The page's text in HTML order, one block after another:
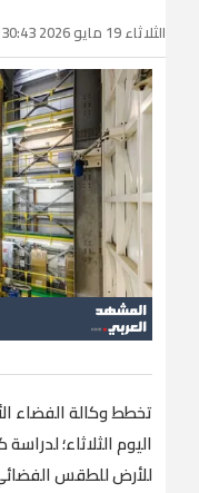
الثلاثاء 19 مايو 2026 03:30:43
تخطط وكالة الفضاء
اليوم الثلاثاء؛
للأرض للطقس